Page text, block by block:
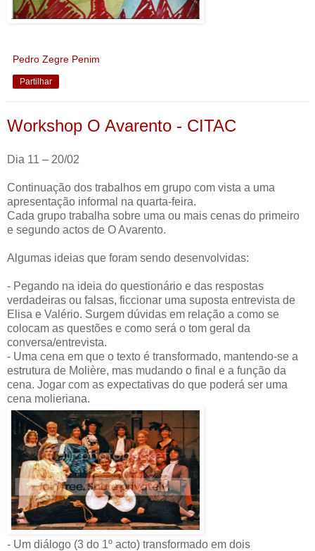
Pedro Zegre Penim
Partilhar
Workshop O Avarento - CITAC
Dia 11 – 20/02
Continuação dos trabalhos em grupo com vista a uma
apresentação informal na quarta-feira.
Cada grupo trabalha sobre uma ou mais cenas do primeiro
e segundo actos de O Avarento.
Algumas ideias que foram sendo desenvolvidas:
- Pegando na ideia do questionário e das respostas
verdadeiras ou falsas, ficcionar uma suposta entrevista de
Elisa e Valério. Surgem dúvidas em relação a como se
colocam as questões e como será o tom geral da
conversa/entrevista.
- Uma cena em que o texto é transformado, mantendo-se a
estrutura de Molière, mas mudando o final e a função da
cena. Jogar com as expectativas do que poderá ser uma
cena molieriana.
- Um diálogo (3 do 1º acto) transformado em dois